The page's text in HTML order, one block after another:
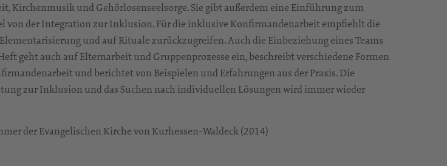
Kirchenmusik und Gehörlosenseelsorge. Sie gibt außerdem eine Einführung zum
von der Integration zur Inklusion. Für die inklusive Konfirmandenarbeit empfiehlt die
und auf Rituale zurückzugreifen. Auch die Einbeziehung eines Teams
geht auch auf Elternarbeit und Gruppenprozesse ein, beschreibt verschiedene Formen
und berichtet von Beispielen und Erfahrungen aus der Praxis. Die
zur Inklusion und das Suchen nach individuellen Lösungen wird immer wieder
der Evangelischen Kirche von Kurhessen-Waldeck (2014)